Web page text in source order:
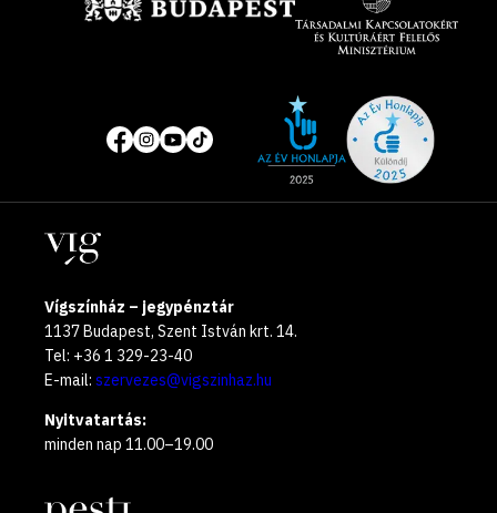
Közösségi
média
oldalak
of
year
Helyszínek
Vígszínház – jegypénztár
1137 Budapest, Szent István krt. 14.
Tel: +36 1 329-23-40
E-mail: szervezes@vigszinhaz.hu
Nyitvatartás:
minden nap 11.00–19.00